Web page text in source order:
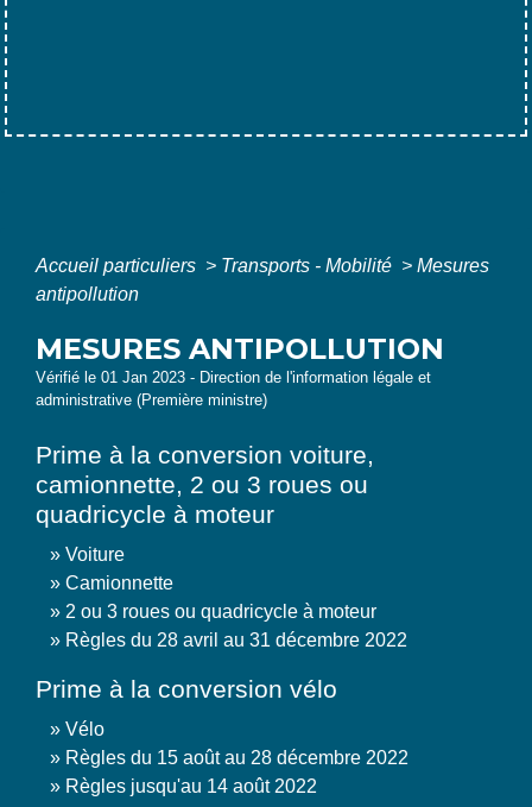
Accueil particuliers > Transports - Mobilité > Mesures
antipollution
MESURES ANTIPOLLUTION
Vérifié le 01 Jan 2023 - Direction de l'information légale et
administrative (Première ministre)
Prime à la conversion voiture,
camionnette, 2 ou 3 roues ou
quadricycle à moteur
Voiture
Camionnette
2 ou 3 roues ou quadricycle à moteur
Règles du 28 avril au 31 décembre 2022
Prime à la conversion vélo
Vélo
Règles du 15 août au 28 décembre 2022
Règles jusqu'au 14 août 2022